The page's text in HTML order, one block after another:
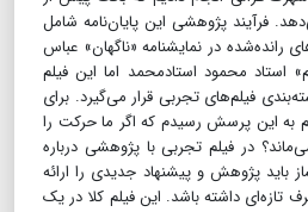
می‌دهد. فرآیند پژوهشی این پایان‌نامه شامل
در نمایشنامه «ناگهان» عباس
استاد محمود استادمحمد اما این فیلم
فیلم‌های تجربی قرار می‌گیرد. برای
به این پرسش رسیدم که اگر ما حرکت را
در فیلم تجربی با پژوهشی درباره
باید پژوهش و پیشنهاد جدیدی را ارائه
تازه‌ای داشته باشد. این فیلم کلا در یک